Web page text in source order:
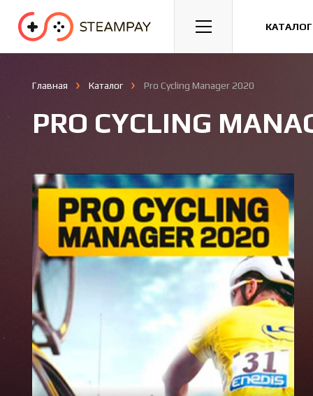
Спорт Гонки Казуальные
Главная Каталог Pro Cycling Manager 2020
PRO CYCLING